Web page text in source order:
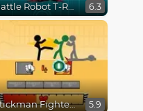
Battle Robot T-Rex Age 6.3
Stickman Fighter Epic Battles 5.9